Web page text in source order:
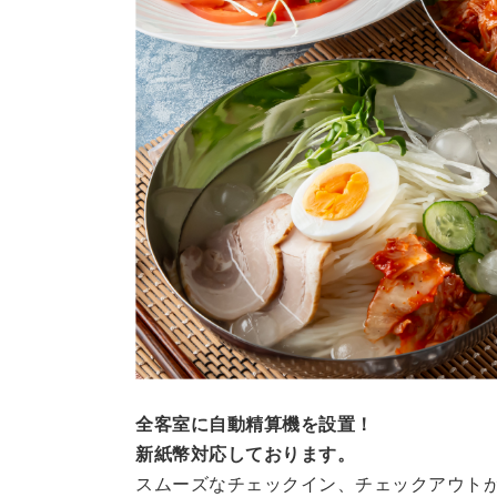
全客室に自動精算機を設置！
新紙幣対応しております。
スムーズなチェックイン、チェックアウト